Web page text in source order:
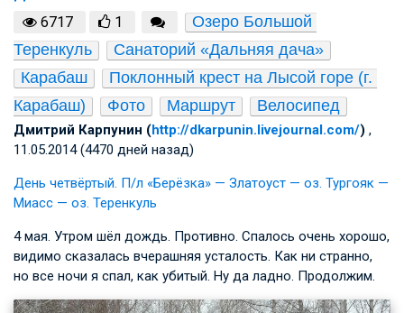
6717 1
Озеро Большой
Теренкуль
Санаторий «Дальняя дача»
Карабаш
Поклонный крест на Лысой горе (г.
Карабаш)
Фото Маршрут Велосипед
Дмитрий Карпунин (http://dkarpunin.livejournal.com/) ,
11.05.2014 (4470 дней назад)
День четвёртый. П/л «Берёзка» — Златоуст — оз. Тургояк —
Миасс — оз. Теренкуль
4 мая. Утром шёл дождь. Противно. Спалось очень хорошо,
видимо сказалась вчерашняя усталость. Как ни странно,
но все ночи я спал, как убитый. Ну да ладно. Продолжим.